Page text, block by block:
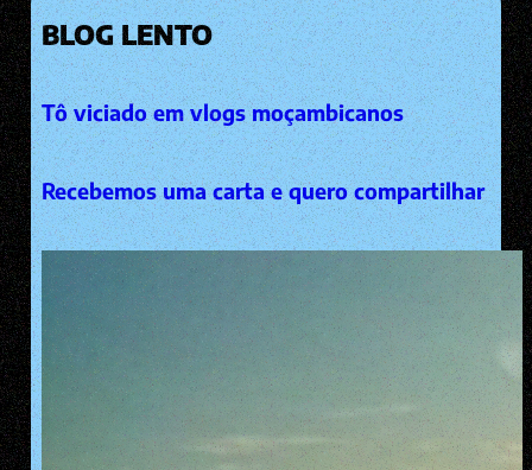
BLOG LENTO
Tô viciado em vlogs moçambicanos
Recebemos uma carta e quero compartilhar